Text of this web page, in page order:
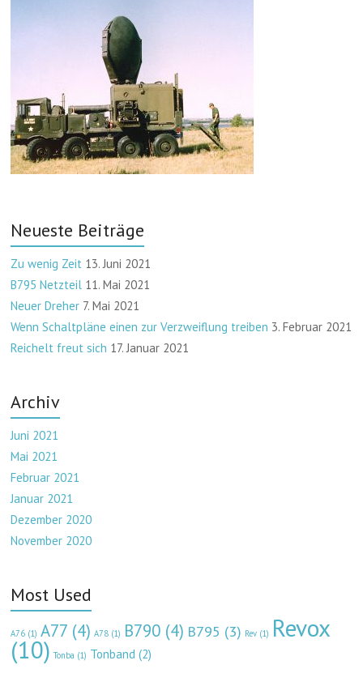
Neueste Beiträge
Zu wenig Zeit 13. Juni 2021
B795 Netzteil 11. Mai 2021
Neuer Dreher 7. Mai 2021
Wenn Schaltpläne einen zur Verzweiflung treiben 3. Februar 2021
Reichelt freut sich 17. Januar 2021
Archiv
Juni 2021
Mai 2021
Februar 2021
Januar 2021
Dezember 2020
November 2020
Most Used
A76 (1) A77 (4) A78 (1) B790 (4) B795 (3) Rev (1) Revox
(10) Tonba (1) Tonband (2)